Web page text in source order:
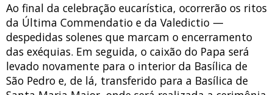
Ao final da celebração eucarística, ocorrerão os ritos
da Última Commendatio e da Valedictio —
despedidas solenes que marcam o encerramento
das exéquias. Em seguida, o caixão do Papa será
levado novamente para o interior da Basílica de
São Pedro e, de lá, transferido para a Basílica de